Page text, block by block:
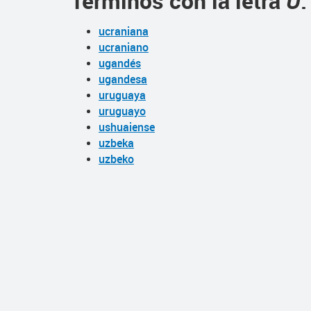
ucraniana
ucraniano
ugandés
ugandesa
uruguaya
uruguayo
ushuaiense
uzbeka
uzbeko